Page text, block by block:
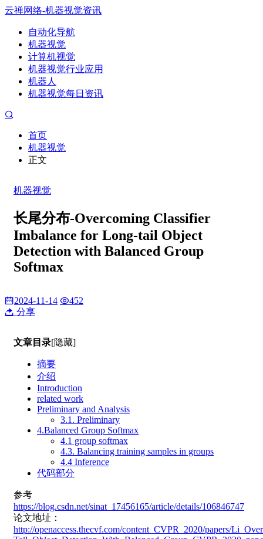
云禅网络-机器视觉资讯
自动化导航
机器视觉
计算机视觉
机器视觉行业应用
机器人
机器视觉每日资讯
首页
机器视觉
正文
机器视觉
长尾分布-Overcoming Classifier
Imbalance for Long-tail Object
Detection with Balanced Group
Softmax
2024-11-14
452
分享
文章目录[隐藏]
摘要
介绍
Introduction
related work
Preliminary and Analysis
3.1. Preliminary
4.Balanced Group Softmax
4.1 group softmax
4.3. Balancing training samples in groups
4.4 Inference
代码部分
参考
https://blog.csdn.net/sinat_17456165/article/details/106846747
论文地址：
http://openaccess.thecvf.com/content_CVPR_2020/papers/